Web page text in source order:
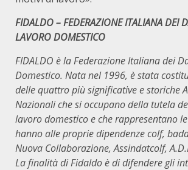
FIDALDO – FEDERAZIONE ITALIANA DEI
LAVORO DOMESTICO
FIDALDO è la Federazione Italiana dei
Domestico. Nata nel 1996, è stata
delle quattro più significative e storiche
Nazionali che si occupano della tutela
lavoro domestico e che rappresentano
hanno alle proprie dipendenze colf,
Nuova Collaborazione, Assindatcolf,
La finalità di Fidaldo è di difendere gli